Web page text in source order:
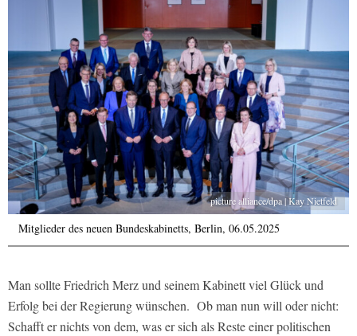
picture alliance/dpa | Kay Nietfeld
Mitglieder des neuen Bundeskabinetts, Berlin, 06.05.2025
Man sollte Friedrich Merz und seinem Kabinett viel Glück und
Erfolg bei der Regierung wünschen. Ob man nun will oder nicht:
Schafft er nichts von dem, was er sich als Reste einer politischen